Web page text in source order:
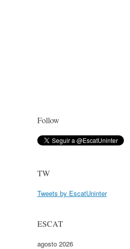
Follow
TW
Tweets by EscatUninter
ESCAT
agosto 2026